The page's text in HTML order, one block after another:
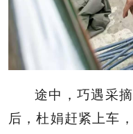
途中，巧遇采
后，杜娟赶紧上车